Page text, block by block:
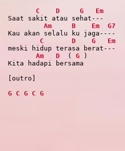
C
D G
Em
Saat sakit atau sehat---
Am
B Em
G7
Kau akan selalu ku jaga----
C
D G
Em
meski hidup terasa berat---
Am
D ( G )
Kita hadapi bersama
[outro]
G C G C G